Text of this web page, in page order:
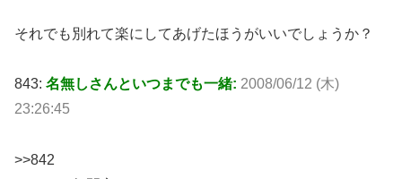
それでも別れて楽にしてあげたほうがいいでしょうか？
843: 名無しさんといつまでも一緒: 2008/06/12 (木)
23:26:45
>>842